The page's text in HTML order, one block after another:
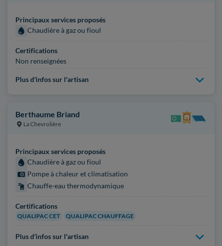
Principaux services proposés
Chaudière à gaz ou fioul
Certifications
Non renseignées
Plus d'infos sur l'artisan
Berthaume Briand
La Chevrolière
Principaux services proposés
Chaudière à gaz ou fioul
Pompe à chaleur et climatisation
Chauffe-eau thermodynamique
Certifications
QUALIPAC CET QUALIPAC CHAUFFAGE
Plus d'infos sur l'artisan